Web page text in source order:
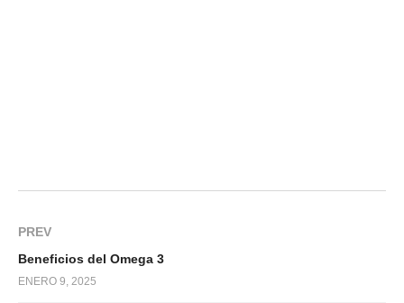
PREV
Beneficios del Omega 3
ENERO 9, 2025